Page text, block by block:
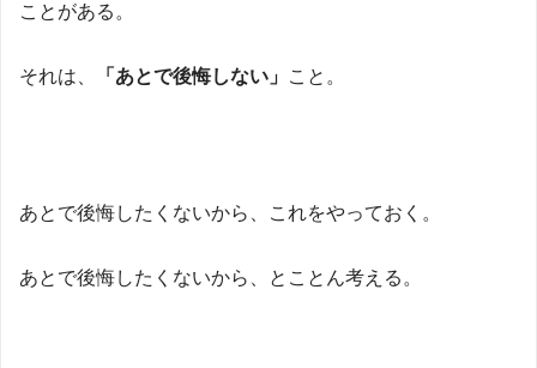
ことがある。
それは、 「あとで後悔しない」 こと。
あとで後悔したくないから、これをやっておく。
あとで後悔したくないから、とことん考える。